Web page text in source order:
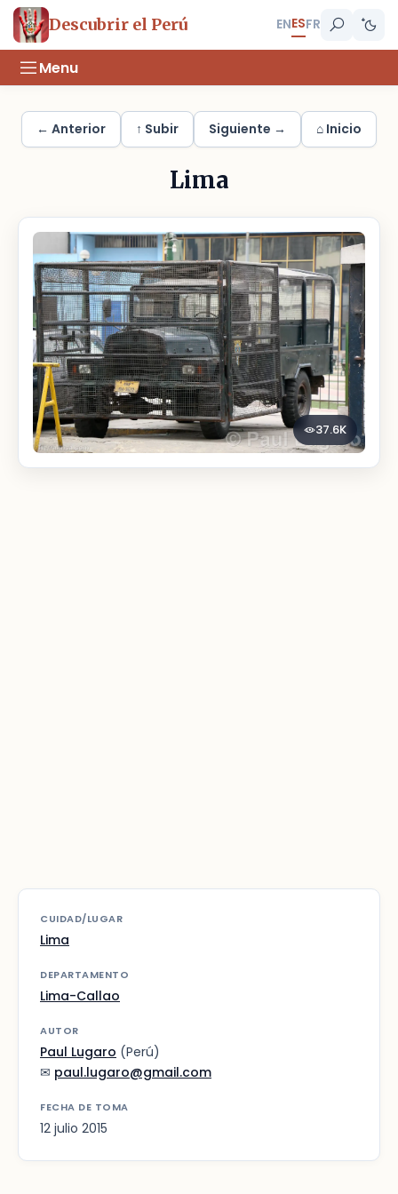
Descubrir el Perú ENESFR
Menu
← Anterior ↑ Subir Siguiente → ⌂ Inicio
Lima
37.6K
CUIDAD/LUGAR
Lima
DEPARTAMENTO
Lima-Callao
AUTOR
Paul Lugaro (Perú)
✉ paul.lugaro@gmail.com
FECHA DE TOMA
12 julio 2015